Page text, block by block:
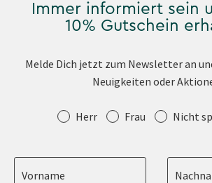
Immer informiert sein
10% Gutschein
Melde Dich jetzt zum Newsletter an
Neuigkeiten oder
Anrede Herr Frau Nicht
Vorname